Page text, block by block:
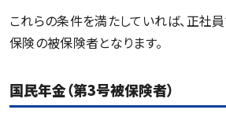
これらの条件を満たしていれば、正社
保険の被保険者となります。
国民年金（第3号被保険者）